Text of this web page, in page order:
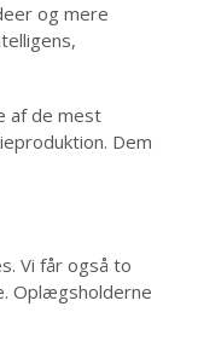
og mere
af de mest
Dem
Vi får også to
Oplægsholderne